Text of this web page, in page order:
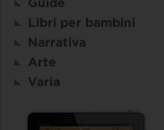
Libri per bambini
Narrativa
Arte
Varia